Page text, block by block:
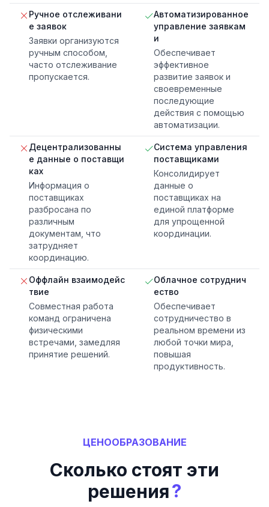
Ручное отслеживани
е заявок
Заявки организуются
ручным способом,
часто отслеживание
пропускается.
Автоматизированное
управление заявкам
и
Обеспечивает
эффективное
развитие заявок и
своевременные
последующие
действия с помощью
автоматизации.
Децентрализованны
е данные о поставщи
ках
Информация о
поставщиках
разбросана по
различным
документам, что
затрудняет
координацию.
Система управления
поставщиками
Консолидирует
данные о
поставщиках на
единой платформе
для упрощенной
координации.
Оффлайн взаимодейс
твие
Совместная работа
команд ограничена
физическими
встречами, замедляя
принятие решений.
Облачное сотруднич
ество
Обеспечивает
сотрудничество в
реальном времени из
любой точки мира,
повышая
продуктивность.
ЦЕНООБРАЗОВАНИЕ
Сколько стоят эти
решения?